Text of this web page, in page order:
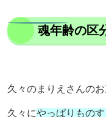
魂年齢の区
久々のまりえさんのお
久々にやっぱりものす